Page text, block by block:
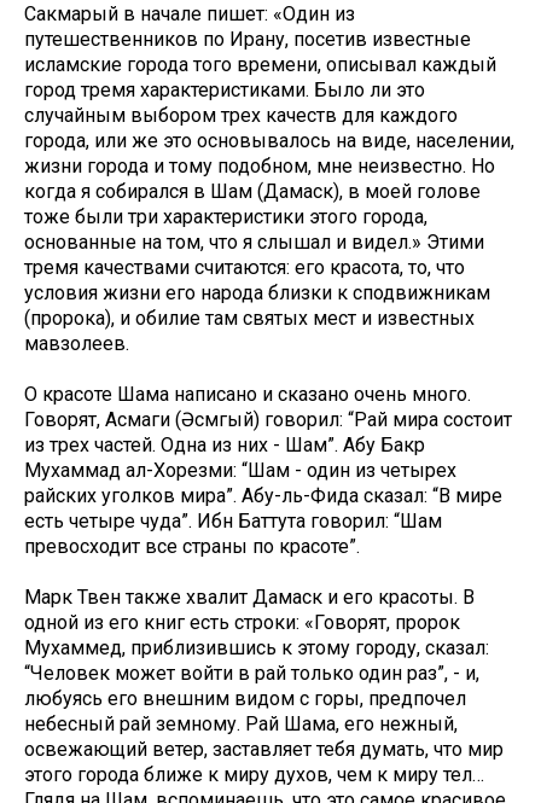
Сакмарый в начале пишет: «Один из
путешественников по Ирану, посетив известные
исламские города того времени, описывал каждый
город тремя характеристиками. Было ли это
случайным выбором трех качеств для каждого
города, или же это основывалось на виде, населении,
жизни города и тому подобном, мне неизвестно. Но
когда я собирался в Шам (Дамаск), в моей голове
тоже были три характеристики этого города,
основанные на том, что я слышал и видел.» Этими
тремя качествами считаются: его красота, то, что
условия жизни его народа близки к сподвижникам
(пророка), и обилие там святых мест и известных
мавзолеев.
О красоте Шама написано и сказано очень много.
Говорят, Асмаги (Әсмәгый) говорил: “Рай мира состоит
из трех частей. Одна из них - Шам”. Абу Бакр
Мухаммад ал-Хорезми: “Шам - один из четырех
райских уголков мира”. Абу-ль-Фида сказал: “В мире
есть четыре чуда”. Ибн Баттута говорил: “Шам
превосходит все страны по красоте”.
Марк Твен также хвалит Дамаск и его красоты. В
одной из его книг есть строки: «Говорят, пророк
Мухаммед, приблизившись к этому городу, сказал:
“Человек может войти в рай только один раз”, - и,
любуясь его внешним видом с горы, предпочел
небесный рай земному. Рай Шама, его нежный,
освежающий ветер, заставляет тебя думать, что мир
этого города ближе к миру духов, чем к миру тел…